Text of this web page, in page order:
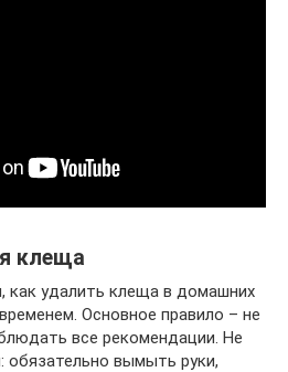
клеща
удалить клеща в домашних
Основное правило – не
все рекомендации. Не
обязательно вымыть руки,